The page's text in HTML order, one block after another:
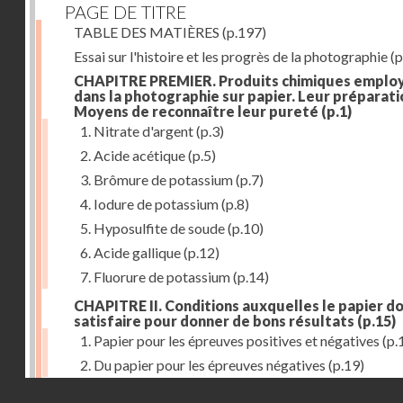
PAGE DE TITRE
TABLE DES MATIÈRES (p.197)
Essai sur l'histoire et les progrès de la photographie
CHAPITRE PREMIER. Produits chimiques
dans la photographie sur papier. Leur
Moyens de reconnaître leur pureté (p.1)
1. Nitrate d'argent(p.3)
2. Acide acétique(p.5)
3. Brômure de potassium(p.7)
4. Iodure de potassium(p.8)
5. Hyposulfite de soude(p.10)
6. Acide gallique(p.12)
7. Fluorure de potassium(p.14)
CHAPITRE II. Conditions auxquelles le papier
satisfaire pour donner de bons résultats (p.15)
1. Papier pour les épreuves positives et négatives
2. Du papier pour les épreuves négatives (p.19)